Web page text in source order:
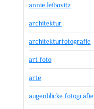
annie leibovitz
architektur
architekturfotografie
art foto
arte
augenblicke fotografie